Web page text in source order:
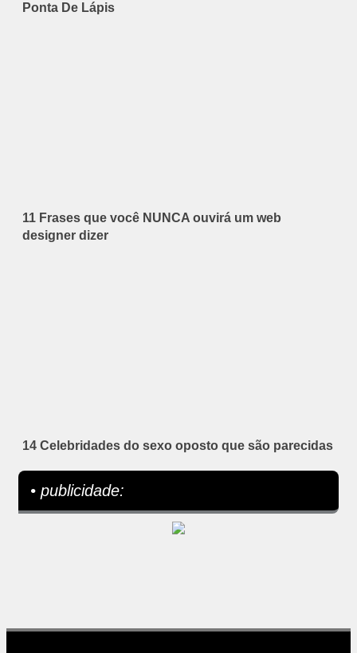
Ponta De Lápis
11 Frases que você NUNCA ouvirá um web
designer dizer
14 Celebridades do sexo oposto que são parecidas
• publicidade: